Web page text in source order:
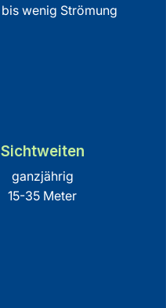
wenig Strömung
Sichtweiten
ganzjährig
15-35 Meter